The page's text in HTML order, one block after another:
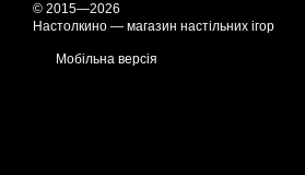
© 2015—2026
Настолкино — магазин настільних ігор
Мобільна версія